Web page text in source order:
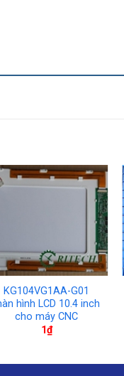
KG104VG1AA-G01
hình LCD 10.4 inch
cho máy CNC
1₫